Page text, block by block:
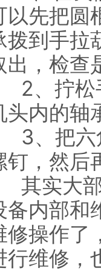
以先把圆
拨到手拉
出，检查
2、拧
头内的轴
3、把
钉，然后
其实大
备内部和
修操作了
行维修，